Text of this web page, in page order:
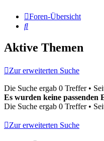
Foren-Übersicht
Suche
Aktive Themen
Zur erweiterten Suche
Die Suche ergab 0 Treffer •
Es wurden keine passenden
Die Suche ergab 0 Treffer •
Zur erweiterten Suche